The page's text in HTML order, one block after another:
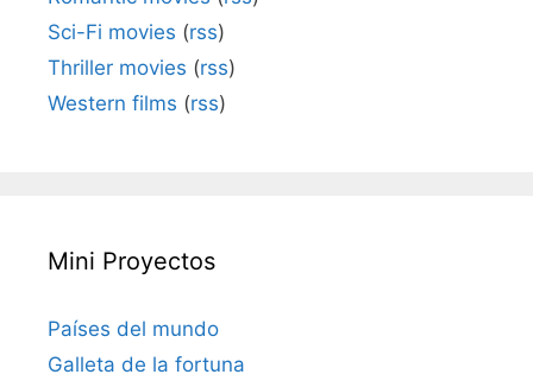
Sci-Fi movies (rss)
Thriller movies (rss)
Western films (rss)
Mini Proyectos
Países del mundo
Galleta de la fortuna